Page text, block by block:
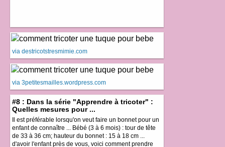
via destricotstresmimie.com
via 3petitesmailles.wordpress.com
#8 : Dans la série "Apprendre à tricoter" :
Quelles mesures pour ...
Il est préférable lorsqu'on veut faire un bonnet pour un
enfant de connaître ... Bébé (3 à 6 mois) : tour de tête
de 33 à 36 cm; hauteur du bonnet : 15 à 18 cm ...
d'avoir l'enfant près de vous, voici comment prendre